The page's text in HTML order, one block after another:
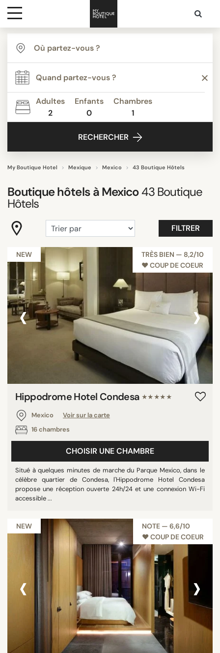
Destinations
Inspiration
Media
Adultes
2
Enfants
0
Chambres
1
RECHERCHER
My Boutique Hotel Mexique Mexico 43 Boutique Hôtels
Boutique hôtels àMexico43Boutique
Hôtels
FILTRER
TYPE
Bed & Breakfast
Boutique Hotels de Luxe
Boutique Hôtels
Budget Hotels
Demeures d’Exception
Hôtels Business
"Coup de Coeur"
Belle vue
Bohème
Romantique
Tout afficher
ÉQUIPEMENTS
Chambres familiales
Piscine
Restaurant
Rooftop
Salle de réunion
Tout afficher
ÉTOILES
Non classé
5 étoiles
8/10
NEW
TRÈS BIEN — 8,2/10
♥︎ COUP DE COEUR
‹ ›
Hippodrome Hotel Condesa ★★★★★
Mexico
Voir sur la carte
16 chambres
CHOISIR UNE CHAMBRE
Situé à quelques minutes de marche du Parque Mexico, dans le
célèbre quartier de Condesa, l'Hippodrome Hotel Condesa
propose une réception ouverte 24h/24 et une connexion Wi-Fi
accessible ...
NEW
NOTE — 6,6/10
♥︎ COUP DE COEUR
‹ ›